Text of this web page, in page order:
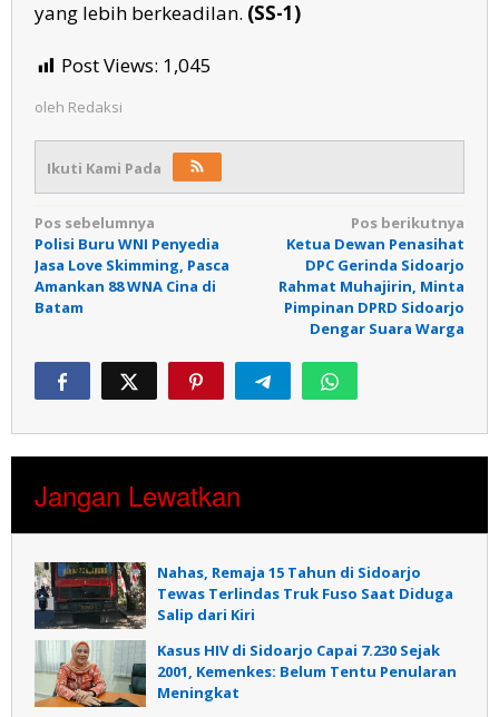
yang lebih berkeadilan. (SS-1)
Post Views: 1,045
oleh Redaksi
Ikuti Kami Pada
Navigasi
pos
Pos sebelumnya
Polisi Buru WNI Penyedia
Jasa Love Skimming, Pasca
Amankan 88 WNA Cina di
Batam
Pos berikutnya
Ketua Dewan Penasihat
DPC Gerinda Sidoarjo
Rahmat Muhajirin, Minta
Pimpinan DPRD Sidoarjo
Dengar Suara Warga
Jangan Lewatkan
Nahas, Remaja 15 Tahun di Sidoarjo
Tewas Terlindas Truk Fuso Saat Diduga
Salip dari Kiri
Kasus HIV di Sidoarjo Capai 7.230 Sejak
2001, Kemenkes: Belum Tentu Penularan
Meningkat